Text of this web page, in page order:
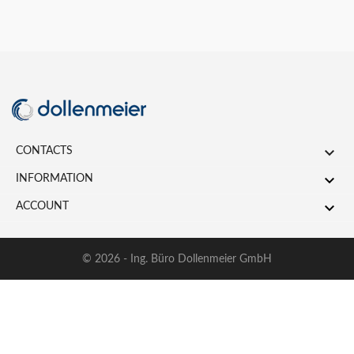
CONTACTS 
INFORMATION 
ACCOUNT 
© 2026 - Ing. Büro Dollenmeier GmbH